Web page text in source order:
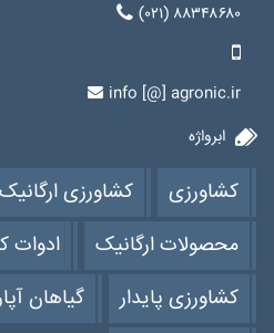
(۰۲۱) ۸۸۳۴۸۶۸۰
info [@] agronic.ir
ابرواژه
کشاورزی کشاورزی ارگانیک
محصولات ارگانیک
ادوات
کشاورزی پایدار
گیاهان